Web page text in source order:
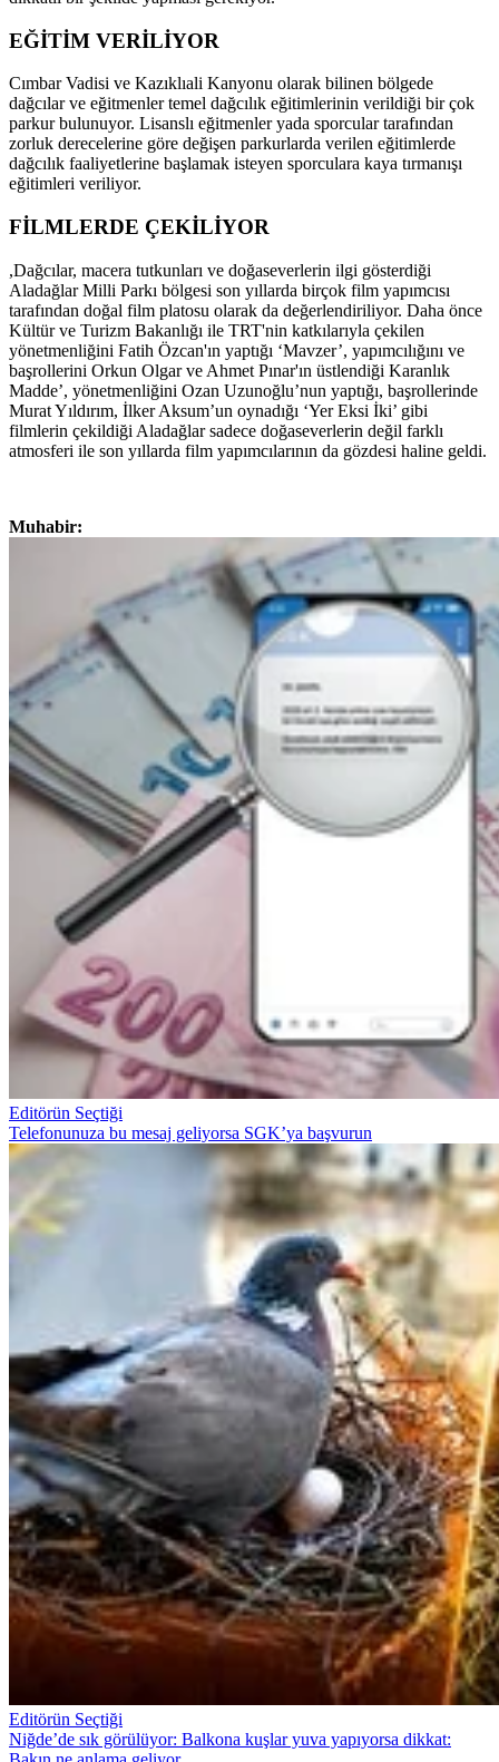
EĞİTİM VERİLİYOR
Cımbar Vadisi ve Kazıklıali Kanyonu olarak bilinen bölgede
dağcılar ve eğitmenler temel dağcılık eğitimlerinin verildiği bir çok
parkur bulunuyor. Lisanslı eğitmenler yada sporcular tarafından
zorluk derecelerine göre değişen parkurlarda verilen eğitimlerde
dağcılık faaliyetlerine başlamak isteyen sporculara kaya tırmanışı
eğitimleri veriliyor.
FİLMLERDE ÇEKİLİYOR
,Dağcılar, macera tutkunları ve doğaseverlerin ilgi gösterdiği
Aladağlar Milli Parkı bölgesi son yıllarda birçok film yapımcısı
tarafından doğal film platosu olarak da değerlendiriliyor. Daha önce
Kültür ve Turizm Bakanlığı ile TRT'nin katkılarıyla çekilen
yönetmenliğini Fatih Özcan'ın yaptığı ‘Mavzer’, yapımcılığını ve
başrollerini Orkun Olgar ve Ahmet Pınar'ın üstlendiği Karanlık
Madde’, yönetmenliğini Ozan Uzunoğlu’nun yaptığı, başrollerinde
Murat Yıldırım, İlker Aksum’un oynadığı ‘Yer Eksi İki’ gibi
filmlerin çekildiği Aladağlar sadece doğaseverlerin değil farklı
atmosferi ile son yıllarda film yapımcılarının da gözdesi haline geldi.
Muhabir:
Editörün Seçtiği
Telefonunuza bu mesaj geliyorsa SGK’ya başvurun
Editörün Seçtiği
Niğde’de sık görülüyor: Balkona kuşlar yuva yapıyorsa dikkat: